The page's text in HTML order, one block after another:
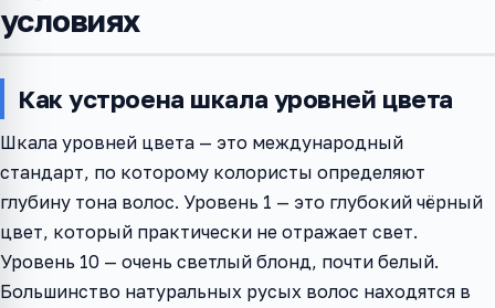
условиях
Как устроена шкала уровней цвета
Шкала уровней цвета — это международный
стандарт, по которому колористы определяют
глубину тона волос. Уровень 1 — это глубокий чёрный
цвет, который практически не отражает свет.
Уровень 10 — очень светлый блонд, почти белый.
Большинство натуральных русых волос находятся в